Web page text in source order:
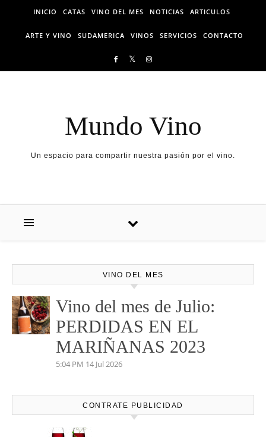
Skip to content
INICIO CATAS VINO DEL MES NOTICIAS ARTICULOS
ARTE Y VINO SUDAMERICA VINOS SERVICIOS CONTACTO
Mundo Vino
Un espacio para compartir nuestra pasión por el vino.
VINO DEL MES
Vino del mes de Julio:
PERDIDAS EN EL
MARIÑANAS 2023
5:04 PM 14 Jul 2026
CONTRATE PUBLICIDAD